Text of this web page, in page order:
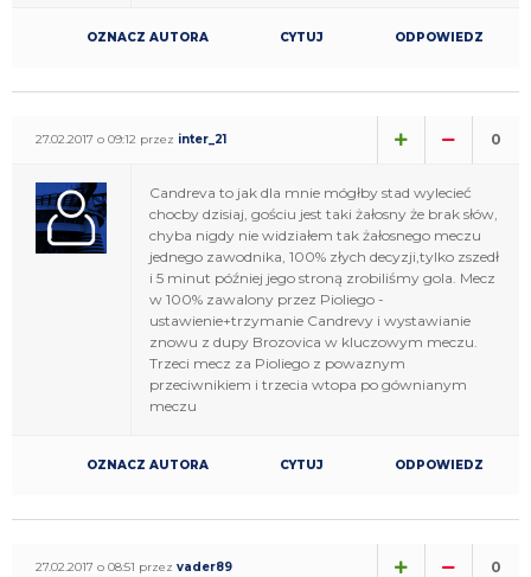
OZNACZ AUTORA CYTUJ ODPOWIEDZ
27.02.2017 o 09:12 przez inter_21 0
Candreva to jak dla mnie mógłby stad wylecieć
chocby dzisiaj, gościu jest taki żałosny że brak słów,
chyba nigdy nie widziałem tak żałosnego meczu
jednego zawodnika, 100% złych decyzji,tylko zszedł
i 5 minut później jego stroną zrobiliśmy gola. Mecz
w 100% zawalony przez Pioliego -
ustawienie+trzymanie Candrevy i wystawianie
znowu z dupy Brozovica w kluczowym meczu.
Trzeci mecz za Pioliego z powaznym
przeciwnikiem i trzecia wtopa po gównianym
meczu
OZNACZ AUTORA CYTUJ ODPOWIEDZ
27.02.2017 o 08:51 przez vader89 0